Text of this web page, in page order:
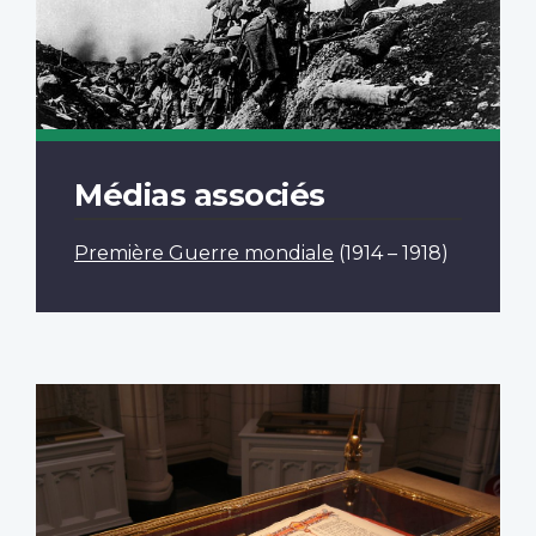
Médias associés
Première Guerre mondiale (1914 – 1918)